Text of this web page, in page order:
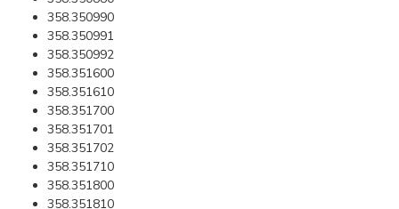
358.350990
358.350991
358.350992
358.351600
358.351610
358.351700
358.351701
358.351702
358.351710
358.351800
358.351810